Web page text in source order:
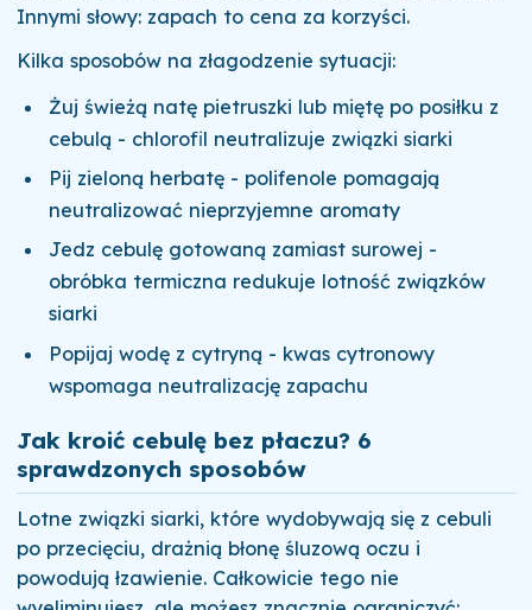
Innymi słowy: zapach to cena za korzyści.
Kilka sposobów na złagodzenie sytuacji:
Żuj świeżą natę pietruszki lub miętę po posiłku z
cebulą - chlorofil neutralizuje związki siarki
Pij zieloną herbatę - polifenole pomagają
neutralizować nieprzyjemne aromaty
Jedz cebulę gotowaną zamiast surowej -
obróbka termiczna redukuje lotność związków
siarki
Popijaj wodę z cytryną - kwas cytronowy
wspomaga neutralizację zapachu
Jak kroić cebulę bez płaczu? 6
sprawdzonych sposobów
Lotne związki siarki, które wydobywają się z cebuli
po przecięciu, drażnią błonę śluzową oczu i
powodują łzawienie. Całkowicie tego nie